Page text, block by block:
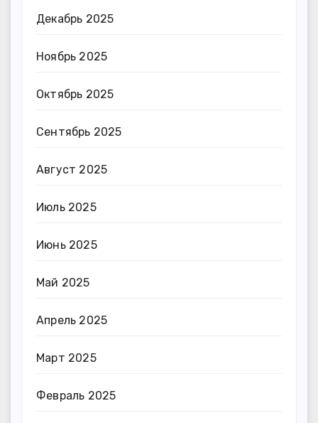
Декабрь 2025
Ноябрь 2025
Октябрь 2025
Сентябрь 2025
Август 2025
Июль 2025
Июнь 2025
Май 2025
Апрель 2025
Март 2025
Февраль 2025